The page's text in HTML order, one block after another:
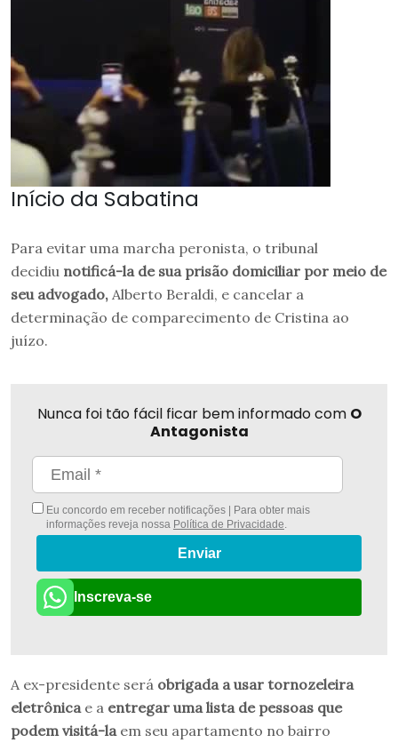
Início da Sabatina
Para evitar uma marcha peronista, o tribunal
decidiu notificá-la de sua prisão domiciliar por meio de
seu advogado, Alberto Beraldi, e cancelar a
determinação de comparecimento de Cristina ao
juízo.
Nunca foi tão fácil ficar bem informado com O
Antagonista
Eu concordo em receber notificações | Para obter mais
informações reveja nossa Política de Privacidade.
Enviar
Inscreva-se
A ex-presidente será obrigada a usar tornozeleira
eletrônica e a entregar uma lista de pessoas que
podem visitá-la em seu apartamento no bairro